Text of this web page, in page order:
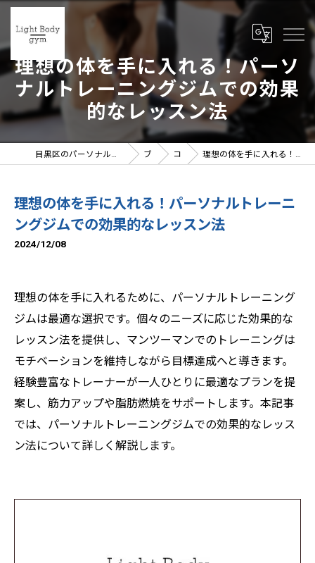
理想の体を手に入れる！パーソ
ナルトレーニングジムでの効果
的なレッスン法
目黒区のパーソナルジムならLight Body gymへ | 女性トレーナー在籍 ブログ コラム 理想の体を手に入れる！パーソナルトレーニングジムでの効果的なレッスン法
理想の体を手に入れる！パーソナルトレーニ
ングジムでの効果的なレッスン法
2024/12/08
理想の体を手に入れるために、パーソナルトレーニング
ジムは最適な選択です。個々のニーズに応じた効果的な
レッスン法を提供し、マンツーマンでのトレーニングは
モチベーションを維持しながら目標達成へと導きます。
経験豊富なトレーナーが一人ひとりに最適なプランを提
案し、筋力アップや脂肪燃焼をサポートします。本記事
では、パーソナルトレーニングジムでの効果的なレッス
ン法について詳しく解説します。